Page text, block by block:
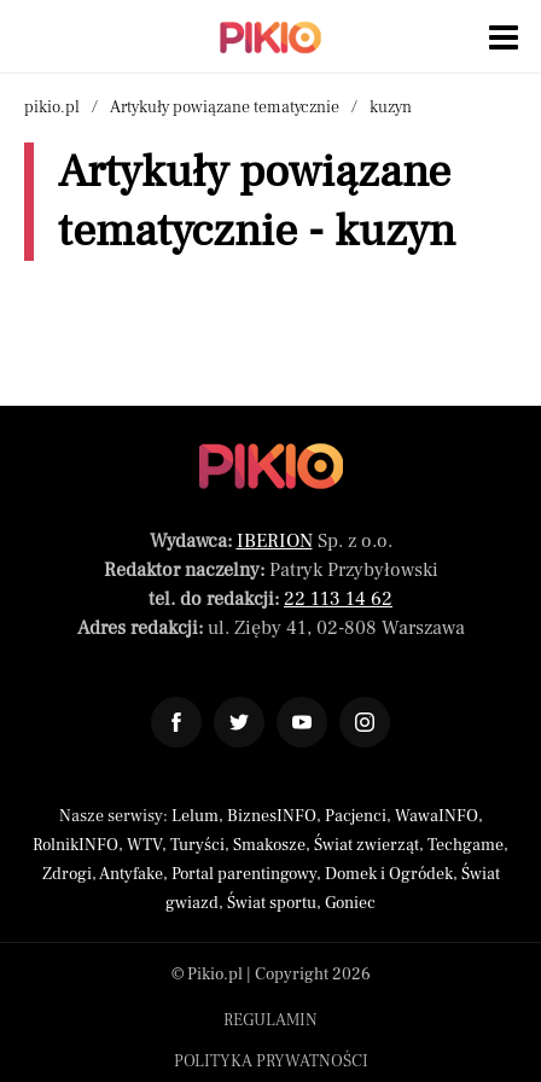
pikio.pl Artykuły powiązane tematycznie kuzyn
Artykuły powiązane
tematycznie - kuzyn
Wydawca: IBERIONSp. z o.o.
Redaktor naczelny:Patryk Przybyłowski
tel. do redakcji: 22 113 14 62
Adres redakcji:ul. Zięby 41, 02-808 Warszawa
Nasze serwisy: Lelum, BiznesINFO, Pacjenci, WawaINFO,
RolnikINFO, WTV, Turyści, Smakosze, Świat zwierząt, Techgame,
Zdrogi,Antyfake, Portal parentingowy, Domek i Ogródek, Świat
gwiazd, Świat sportu, Goniec
© Pikio.pl | Copyright 2026
REGULAMIN
POLITYKA PRYWATNOŚCI